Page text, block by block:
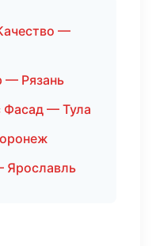
—
— Рязань
Фасад — Тула
Ярославль